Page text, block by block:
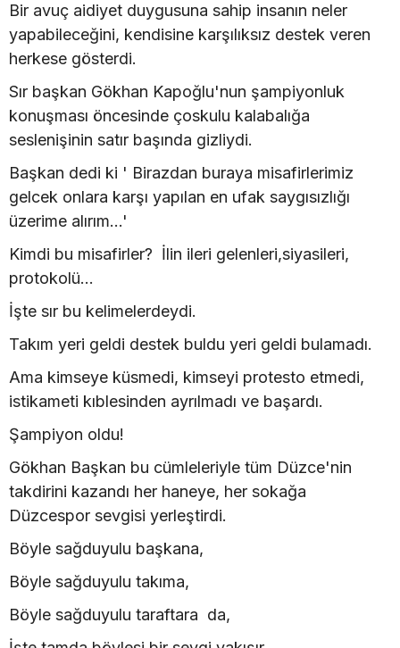
Bir avuç aidiyet duygusuna sahip insanın neler
yapabileceğini, kendisine karşılıksız destek veren
herkese gösterdi.
Sır başkan Gökhan Kapoğlu'nun şampiyonluk
konuşması öncesinde çoskulu kalabalığa
seslenişinin satır başında gizliydi.
Başkan dedi ki ' Birazdan buraya misafirlerimiz
gelcek onlara karşı yapılan en ufak saygısızlığı
üzerime alırım...'
Kimdi bu misafirler? İlin ileri gelenleri,siyasileri,
protokolü...
İşte sır bu kelimelerdeydi.
Takım yeri geldi destek buldu yeri geldi bulamadı.
Ama kimseye küsmedi, kimseyi protesto etmedi,
istikameti kıblesinden ayrılmadı ve başardı.
Şampiyon oldu!
Gökhan Başkan bu cümleleriyle tüm Düzce'nin
takdirini kazandı her haneye, her sokağa
Düzcespor sevgisi yerleştirdi.
Böyle sağduyulu başkana,
Böyle sağduyulu takıma,
Böyle sağduyulu taraftara da,